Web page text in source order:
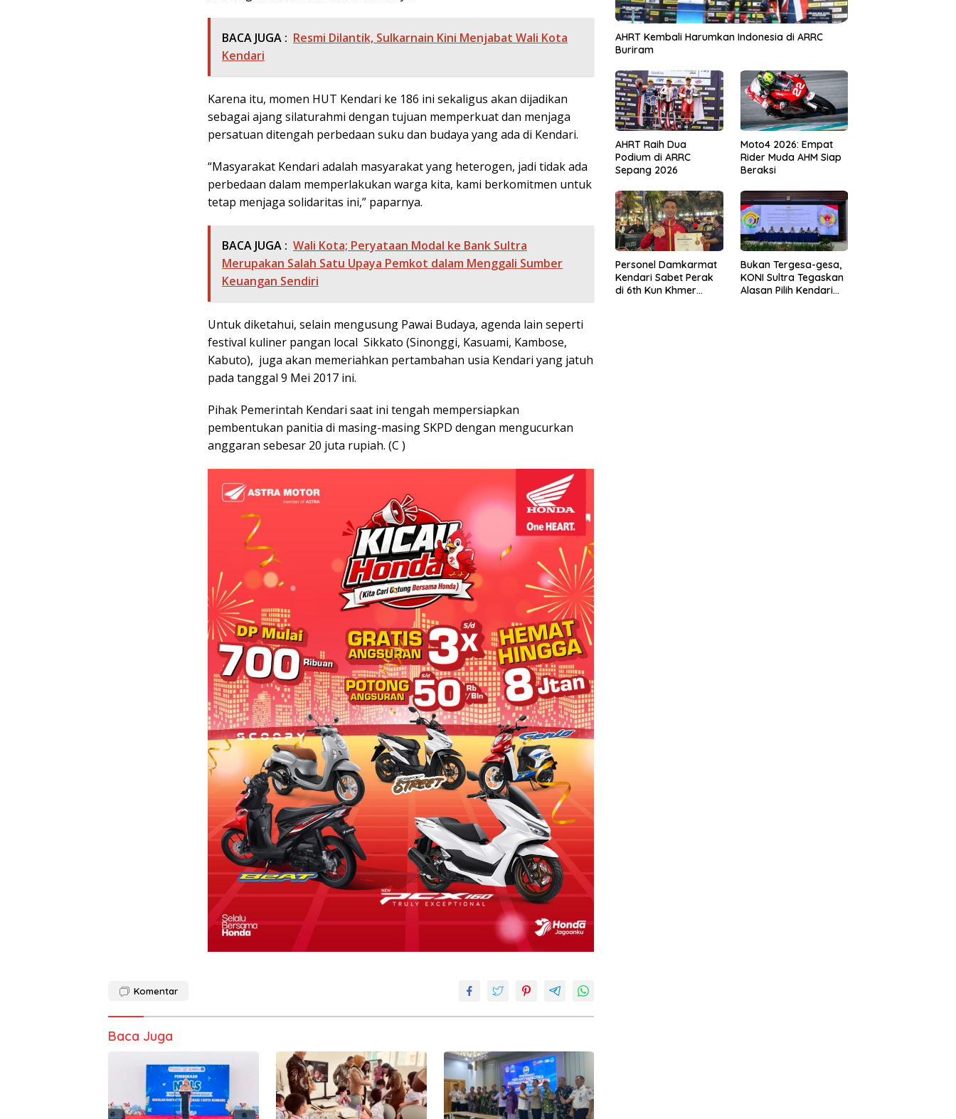
BACA JUGA : Resmi Dilantik, Sulkarnain Kini Menjabat Wali Kota
Kendari
Karena itu, momen HUT Kendari ke 186 ini sekaligus akan dijadikan
sebagai ajang silaturahmi dengan tujuan memperkuat dan menjaga
persatuan ditengah perbedaan suku dan budaya yang ada di Kendari.
“Masyarakat Kendari adalah masyarakat yang heterogen, jadi tidak ada
perbedaan dalam memperlakukan warga kita, kami berkomitmen untuk
tetap menjaga solidaritas ini,” paparnya.
BACA JUGA : Wali Kota; Peryataan Modal ke Bank Sultra
Merupakan Salah Satu Upaya Pemkot dalam Menggali Sumber
Keuangan Sendiri
Untuk diketahui, selain mengusung Pawai Budaya, agenda lain seperti
festival kuliner pangan local Sikkato (Sinonggi, Kasuami, Kambose,
Kabuto), juga akan memeriahkan pertambahan usia Kendari yang jatuh
pada tanggal 9 Mei 2017 ini.
Pihak Pemerintah Kendari saat ini tengah mempersiapkan
pembentukan panitia di masing-masing SKPD dengan mengucurkan
anggaran sebesar 20 juta rupiah. (C )
Komentar
Baca Juga
AHRT Kembali Harumkan Indonesia di ARRC
Buriram
AHRT Raih Dua
Podium di ARRC
Sepang 2026
Moto4 2026: Empat
Rider Muda AHM Siap
Beraksi
Personel Damkarmat
Kendari Sabet Perak
di 6th Kun Khmer
Bukan Tergesa-gesa,
KONI Sultra Tegaskan
Alasan Pilih Kendari